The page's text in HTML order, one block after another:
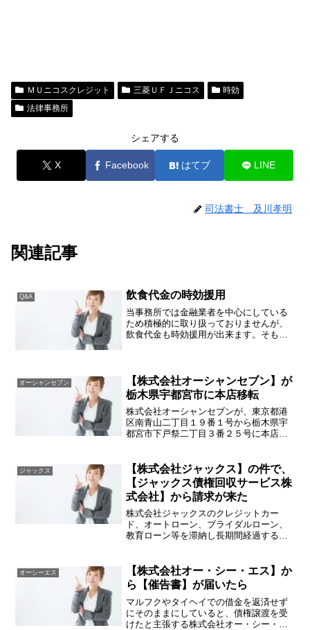
ＭＵニコスクレジット 三菱ＵＦＪニコス
時効
法律事務所
シェアする
X Facebook はてブ LINE
司法書士 及川孝明
関連記事
Q&A 飲食代金の時効援用
当事務所では金融業者を中心にしている
ため積極的に取り扱っておりませんが、
飲食代金も時効援用が出来ます。そもそ
す。（例えば、スナック・キャ...
オーシャンセブン
【株式会社オーシャンセブン】が
栃木県宇都宮市に本店移転
株式会社オーシャンセブンが、東京都港
区南青山二丁目１９番１号から栃木県宇
都宮市下戸祭二丁目３番２５号に本店移
新本店所在地はあの株式会社アペンタク
ル及び株式会社サンライフ...
ジャックス
【株式会社ジャックス】の件で、
【ジャックス債権回収サービス株
式会社】から請求が来た
株式会社ジャックスのクレジットカー
ド、オートローン、ブライダルローン、
教育ローン等を滞納し長期間経過する
ことがあります。ジャックス債権回収サ
ービス株式会社は、その名のと...
オーシーエス
【株式会社オー・シー・エス】か
ら【催告書】が届いたら
マルフクやタイヘイでの借金を返済せず
にそのままにしていると、債権譲渡を受
けたと主張する株式会社オー・シー・エ